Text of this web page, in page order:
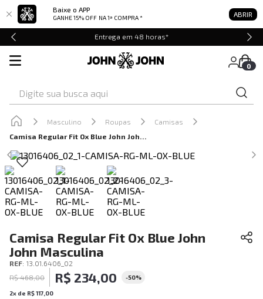
Baixe o APP
GANHE 15% OFF NA 1ª COMPRA * ABRIR
Entrega em 48 horas*
0
Masculino Roupas
Camisas
Camisa Regular Fit Ox Blue John John Masculina
Camisa Regular Fit Ox Blue John
John Masculina
REF: 13.01.6406_02
R$ 468,00 R$ 234,00 -50%
2x de R$117 00